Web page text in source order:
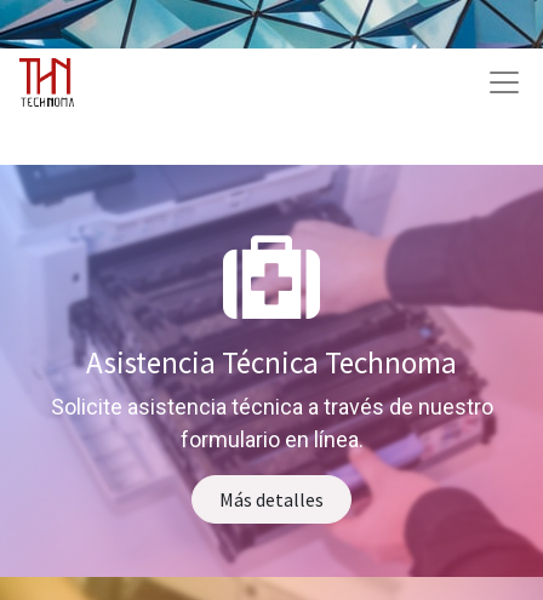
Asistencia Técnica Technoma
Solicite asistencia técnica a través de nuestro
formulario en línea.
Más detalles